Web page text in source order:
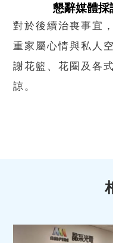
懇辭媒體採
對於後續治喪事宜
重家屬心情與私人
謝花籃、花圈及各
諒。